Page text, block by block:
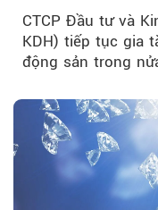
CTCP Đầu tư và
KDH) tiếp tục gia
động sản trong